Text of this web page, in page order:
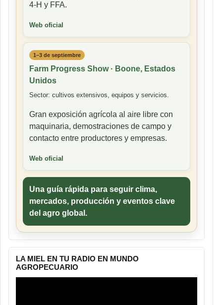
4-H y FFA.
Web oficial
1–3 de septiembre
Farm Progress Show · Boone, Estados
Unidos
Sector: cultivos extensivos, equipos y servicios.
Gran exposición agrícola al aire libre con
maquinaria, demostraciones de campo y
contacto entre productores y empresas.
Web oficial
Una guía rápida para seguir clima,
mercados, producción y eventos clave
del agro global.
LA MIEL EN TU RADIO EN MUNDO
AGROPECUARIO